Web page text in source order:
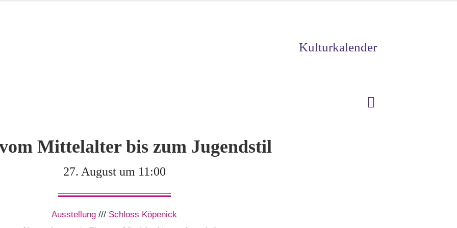
Kulturkalender
Mittelalter bis zum Jugendstil
27. August um 11:00
Ausstellung /// Schloss Köpenick